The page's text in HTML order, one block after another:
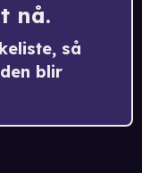
nå.
så
blir